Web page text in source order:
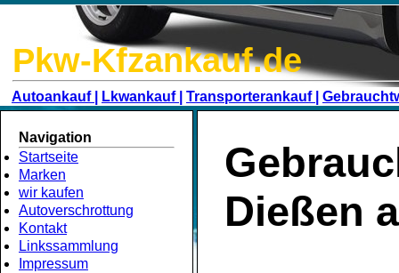
Pkw-Kfzankauf.de
Autoankauf | Lkwankauf | Transporterankauf |
Navigation
Startseite
Marken
wir kaufen
Autoverschrottung
Kontakt
Linkssammlung
Impressum
Dießen